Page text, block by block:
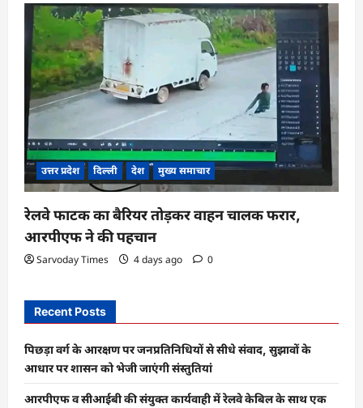
उत्तर प्रदेश दिल्ली देश मुख्य समाचार
रेलवे फाटक का बैरियर तोड़कर वाहन चालक फरार,
आरपीएफ ने की पहचान
Sarvoday Times 4 days ago 0
Recent Posts
पिछड़ा वर्ग के आरक्षण पर जनप्रतिनिधियों से सीधे संवाद, सुझावों के
आधार पर शासन को भेजी जाएंगी संस्तुतियां
आरपीएफ व सीआईबी की संयुक्त कार्यवाही में रेलवे केबिल के साथ एक